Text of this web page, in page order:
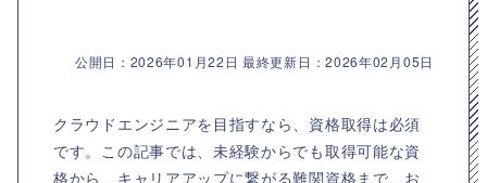
公開日：2026年01月22日 最終更新日：2026年02月05日
クラウドエンジニアを目指すなら、資格取得は必須
です。この記事では、未経験からでも取得可能な資
格から、キャリアアップに繋がる難関資格まで、お